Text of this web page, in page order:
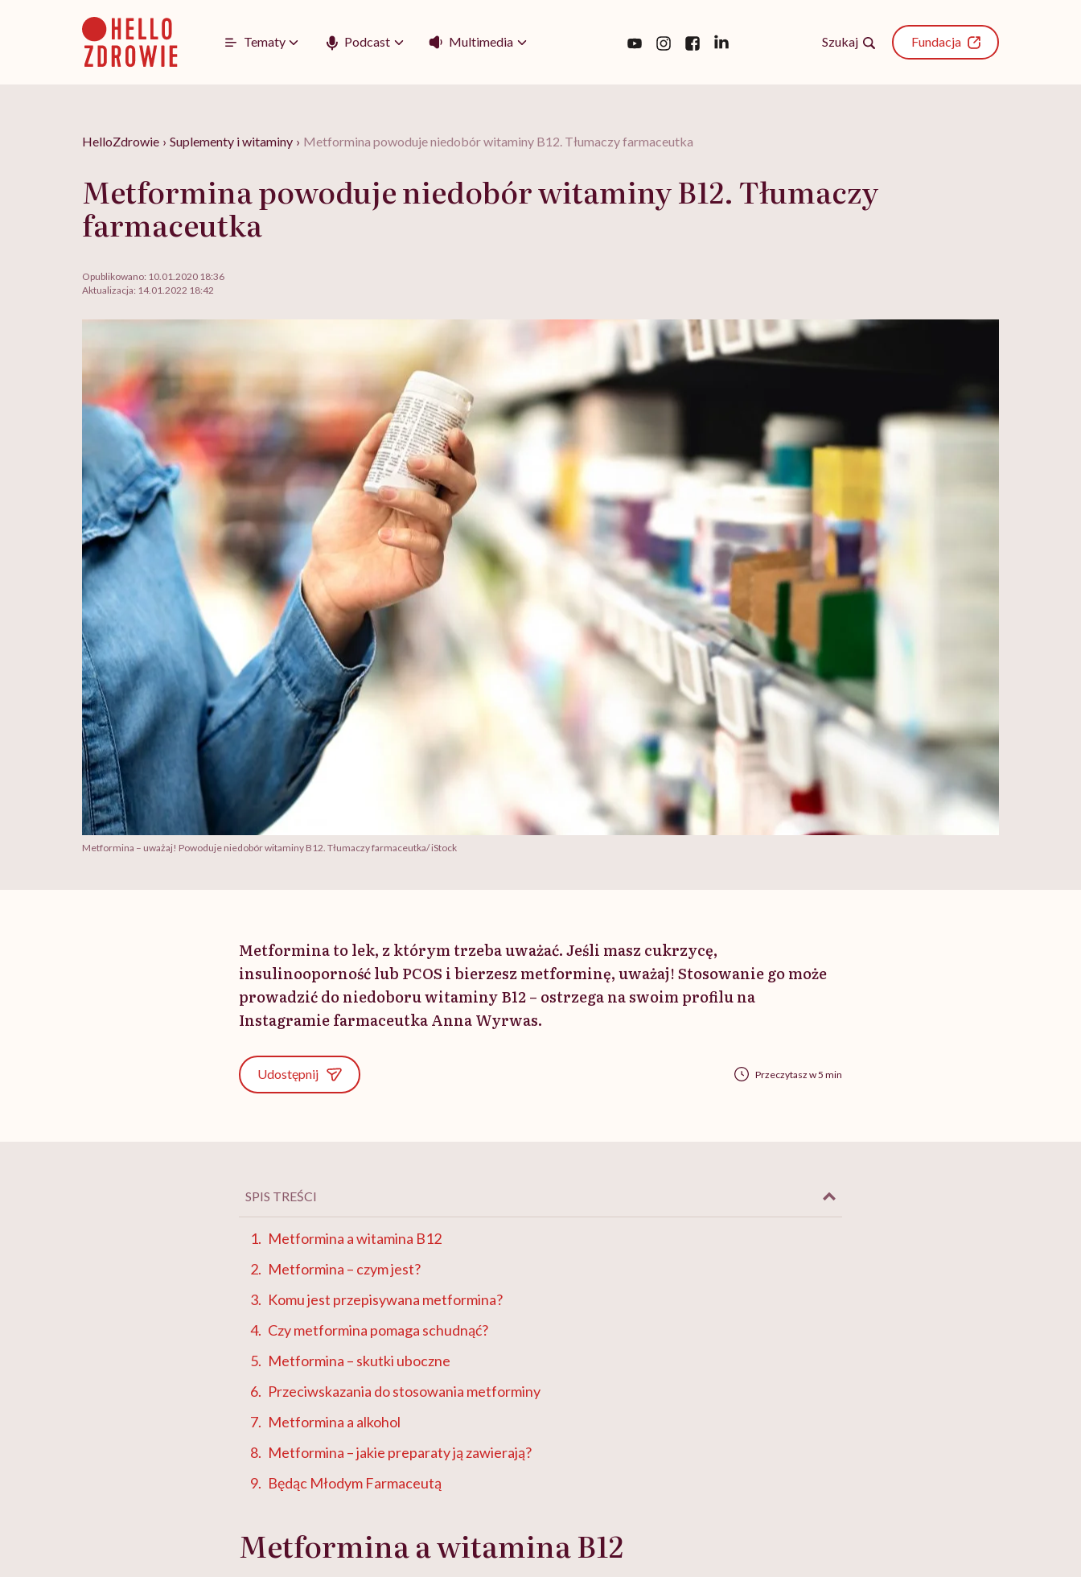
Tematy Podcast Multimedia Szukaj Fundacja
HelloZdrowie › Suplementy i witaminy › Metformina powoduje niedobór witaminy B12. Tłumaczy farmaceutka
Metformina powoduje niedobór witaminy B12. Tłumaczy
farmaceutka
Opublikowano: 10.01.2020 18:36
Aktualizacja: 14.01.2022 18:42
Metformina – uważaj! Powoduje niedobór witaminy B12. Tłumaczy farmaceutka/ iStock
Metformina to lek, z którym trzeba uważać. Jeśli masz cukrzycę,
insulinooporność lub PCOS i bierzesz metforminę, uważaj! Stosowanie go może
prowadzić do niedoboru witaminy B12 – ostrzega na swoim profilu na
Instagramie farmaceutka Anna Wyrwas.
Udostępnij Przeczytasz w 5 min
SPIS TREŚCI
Metformina a witamina B12
Metformina – czym jest?
Komu jest przepisywana metformina?
Czy metformina pomaga schudnąć?
Metformina – skutki uboczne
Przeciwskazania do stosowania metforminy
Metformina a alkohol
Metformina – jakie preparaty ją zawierają?
Będąc Młodym Farmaceutą
Metformina a witamina B12